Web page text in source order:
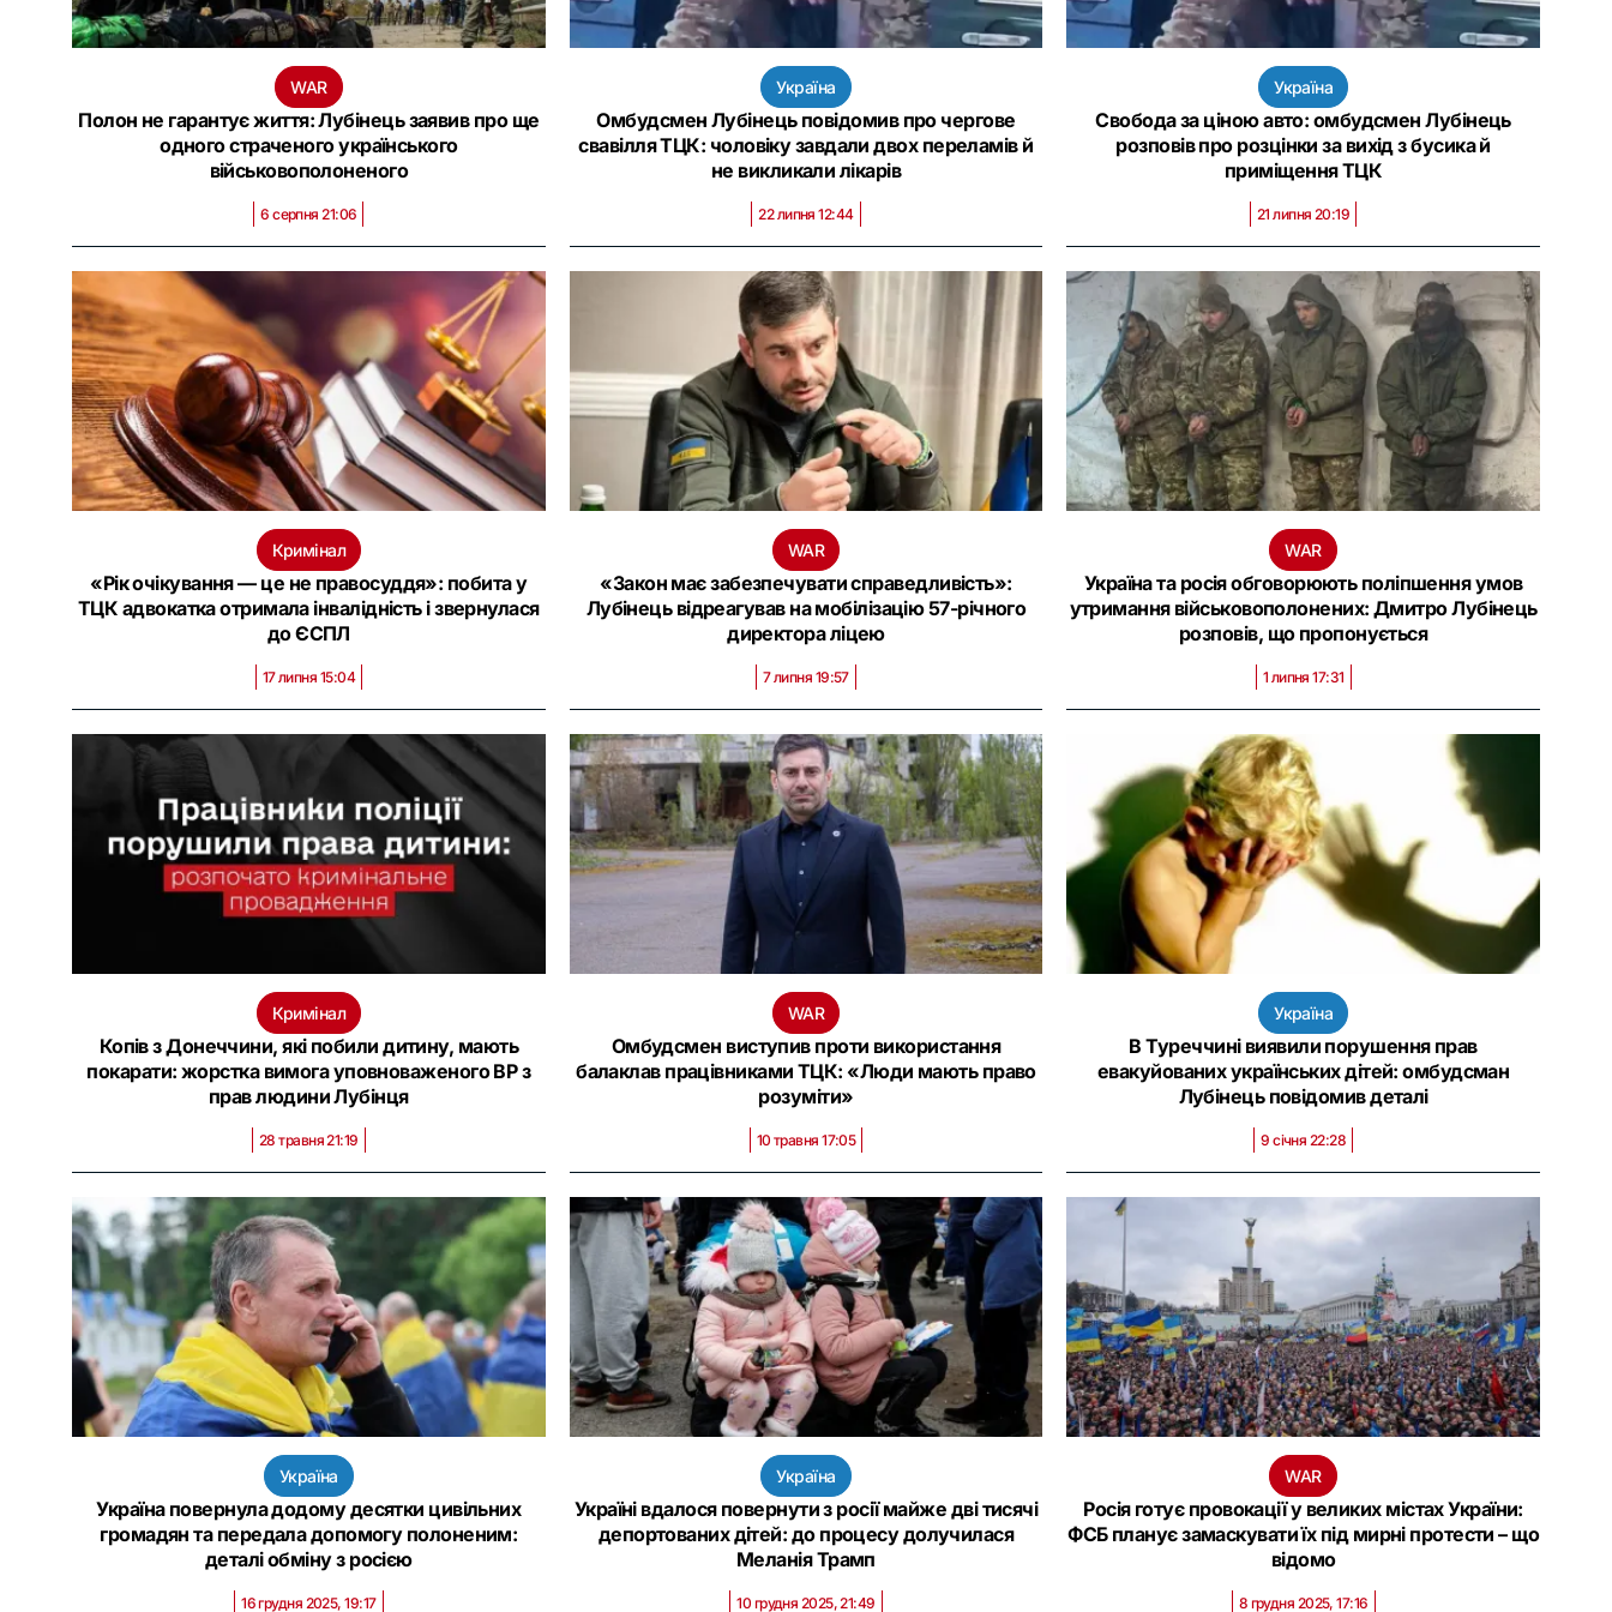
WAR
Полон не гарантує життя: Лубінець заявив про ще
одного страченого українського
військовополоненого
6 серпня 21:06
Україна
Омбудсмен Лубінець повідомив про чергове
свавілля ТЦК: чоловіку завдали двох переламів й
не викликали лікарів
22 липня 12:44
Україна
Свобода за ціною авто: омбудсмен Лубінець
розповів про розцінки за вихід з бусика й
приміщення ТЦК
21 липня 20:19
Кримінал
«Рік очікування — це не правосуддя»: побита у
ТЦК адвокатка отримала інвалідність і звернулася
до ЄСПЛ
17 липня 15:04
WAR
«Закон має забезпечувати справедливість»:
Лубінець відреагував на мобілізацію 57-річного
директора ліцею
7 липня 19:57
WAR
Україна та росія обговорюють поліпшення умов
утримання військовополонених: Дмитро Лубінець
розповів, що пропонується
1 липня 17:31
Кримінал
Копів з Донеччини, які побили дитину, мають
покарати: жорстка вимога уповноваженого ВР з
прав людини Лубінця
28 травня 21:19
WAR
Омбудсмен виступив проти використання
балаклав працівниками ТЦК: «Люди мають право
розуміти»
10 травня 17:05
Україна
В Туреччині виявили порушення прав
евакуйованих українських дітей: омбудсман
Лубінець повідомив деталі
9 січня 22:28
Україна
Україна повернула додому десятки цивільних
громадян та передала допомогу полоненим:
деталі обміну з росією
16 грудня 2025, 19:17
Україна
Україні вдалося повернути з росії майже дві тисячі
депортованих дітей: до процесу долучилася
Меланія Трамп
10 грудня 2025, 21:49
WAR
Росія готує провокації у великих містах України:
ФСБ планує замаскувати їх під мирні протести – що
відомо
8 грудня 2025, 17:16